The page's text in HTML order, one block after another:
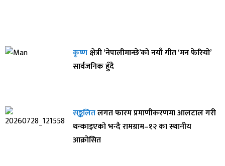
कृष्णक्षेत्री ‘नेपालीमान्छे’को नयाँ गीत ‘मन फेरियो’
सार्वजनिक हुँदै
सङ्कलितलगत फारम प्रमाणीकरणमा आलटाल गरी
थन्काइएको भन्दै रामग्राम–१२ का स्थानीय
आक्रोसित